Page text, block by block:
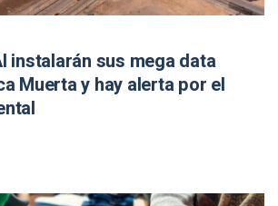
instalarán sus mega data
Muerta y hay alerta por el